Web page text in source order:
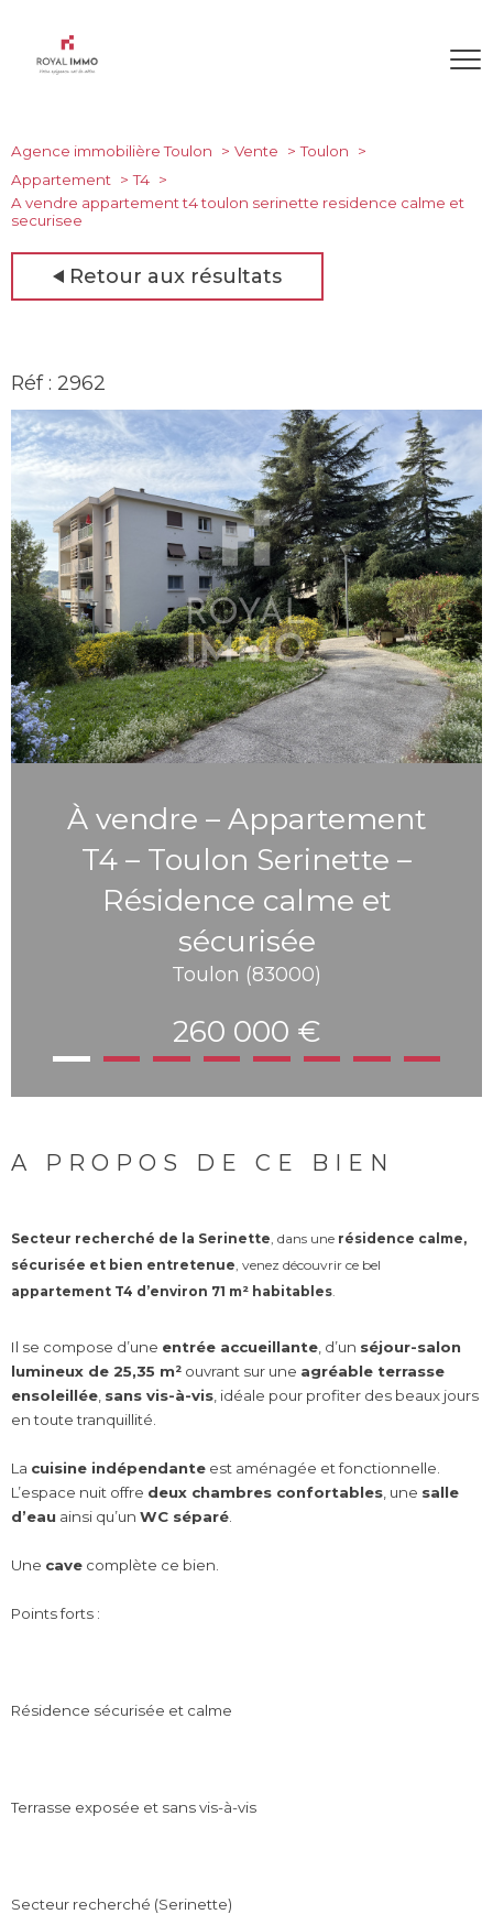
Agence immobilière Toulon Vente
Toulon
Appartement
T4
A vendre appartement t4 toulon serinette residence calme et
securisee
Retour aux résultats
Réf : 2962
À vendre – Appartement
T4 – Toulon Serinette –
Résidence calme et
sécurisée
Toulon (83000)
260 000 €
A PROPOS DE CE BIEN
Secteur recherché de la Serinette, dans une résidence calme,
sécurisée et bien entretenue, venez découvrir ce bel
appartement T4 d’environ 71 m² habitables.
Il se compose d’une entrée accueillante , d’un séjour-salon
lumineux de 25,35 m² ouvrant sur une agréable terrasse
ensoleillée sans vis-à-vis , idéale pour profiter des beaux jours
en toute tranquillité.
La cuisine indépendante est aménagée et fonctionnelle.
L’espace nuit offre deux chambres confortables , une salle
d’eau ainsi qu’un WC séparé
Une cave complète ce bien.
Points forts :
Résidence sécurisée et calme
Terrasse exposée et sans vis-à-vis
Secteur recherché (Serinette)